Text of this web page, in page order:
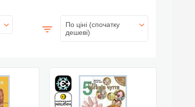
По ціні (спочатку
дешеві)